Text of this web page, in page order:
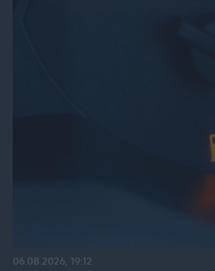
06.08.2026, 19:12